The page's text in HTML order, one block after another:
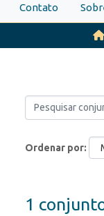
Contato
Ordenar por
1